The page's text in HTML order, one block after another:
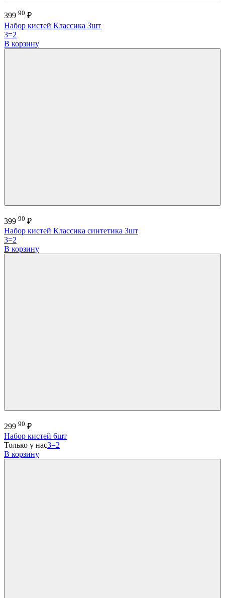
399 90 ₽
Набор кистей Классика 3шт
3=2
В корзину
399 90 ₽
Набор кистей Классика синтетика 3шт
3=2
В корзину
299 90 ₽
Набор кистей 6шт
Только у нас3=2
В корзину